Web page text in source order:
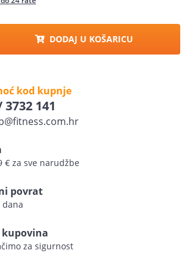
DODAJ U KOŠARICU
kod kupnje
3732 141
€ za sve narudžbe
povrat
dana
za sigurnost